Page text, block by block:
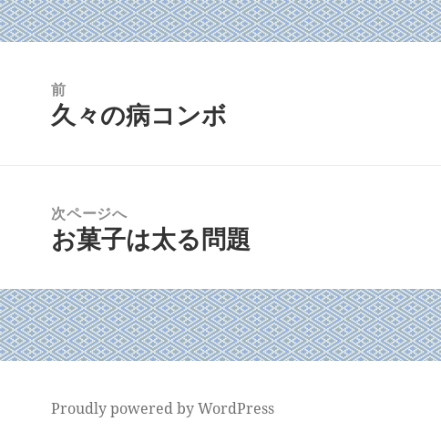
ー
前
前
久々の病コンボ
次ページへ
次
投
稿:
お菓子は太る問題
Proudly powered by WordPress